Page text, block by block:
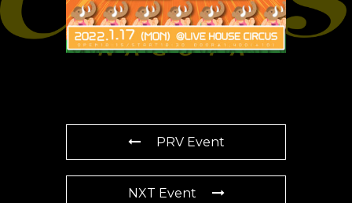
PRV Event
NXT Event